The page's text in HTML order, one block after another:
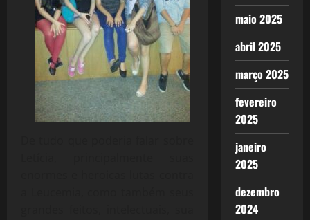
maio 2025
abril 2025
março 2025
fevereiro
2025
janeiro
2025
dezembro
2024